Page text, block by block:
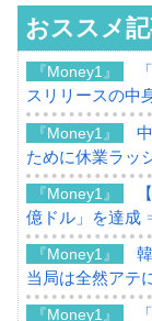
おススメ
『Money1』
スリリースの中
『Money1』
ために休業ラッ
『Money1』
億ドル」を達成
『Money1』
当局は全然アテ
『Money1』